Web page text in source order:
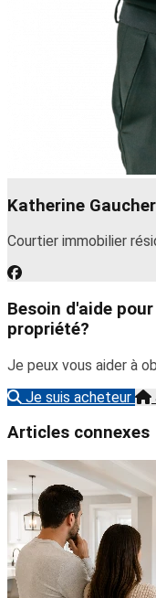
Katherine
Courtier immobilier
Besoin d'aide
propriété?
Je peux vous aider à
Je suis acheteur
Articles connexes